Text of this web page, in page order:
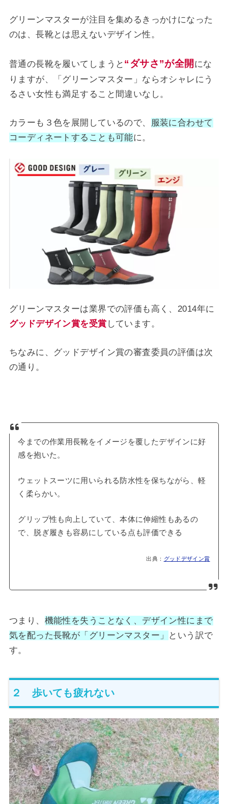
グリーンマスターが注目を集めるきっかけになった
のは、長靴とは思えないデザイン性。
普通の長靴を履いてしまうと “ダサさ”が全開 にな
りますが、「グリーンマスター」ならオシャレにう
るさい女性も満足すること間違いなし。
カラーも３色を展開しているので、 服装に合わせて
コーディネートすることも可能に。
グリーンマスターは業界での評価も高く、2014年に
グッドデザイン賞を受賞 しています。
ちなみに、グッドデザイン賞の審査委員の評価は次
の通り。
今までの作業用長靴をイメージを覆したデザインに好
感を抱いた。
ウェットスーツに用いられる防水性を保ちながら、軽
く柔らかい。
グリップ性も向上していて、本体に伸縮性もあるの
で、脱ぎ履きも容易にしている点も評価できる
出典： グッドデザイン賞
つまり、 機能性を失うことなく、デザイン性にまで
気を配った長靴が「グリーンマスター」
という訳で
す。
２ 歩いても疲れない